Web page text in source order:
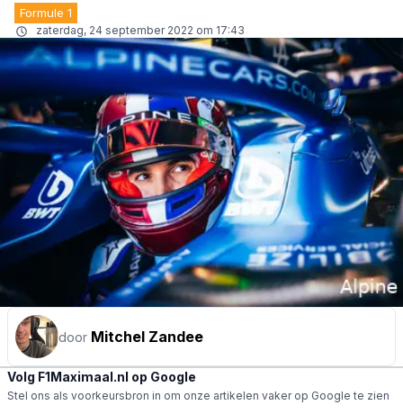
Formule 1
zaterdag, 24 september 2022 om 17:43
door Mitchel Zandee
Volg F1Maximaal.nl op Google
Stel ons als voorkeursbron in om onze artikelen vaker op Google te zien